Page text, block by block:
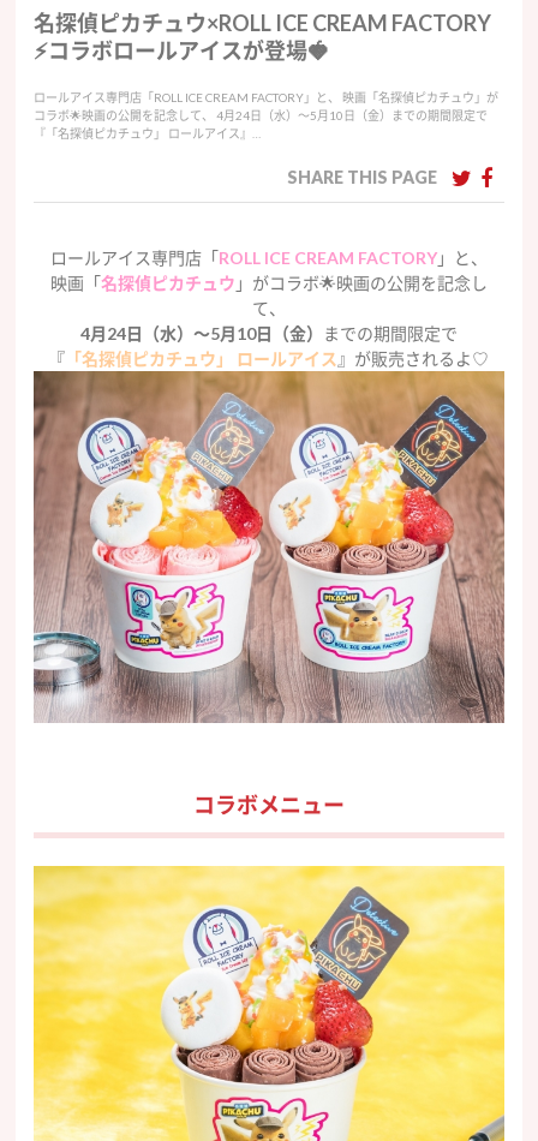
名探偵ピカチュウ×ROLL ICE CREAM FACTORY
⚡️コラボロールアイスが登場🍓
ロールアイス専門店「ROLL ICE CREAM FACTORY」と、 映画「名探偵ピカチュウ」が
コラボ🌟映画の公開を記念して、 4月24日（水）〜5月10日（金）までの期間限定で
『「名探偵ピカチュウ」 ロールアイス』…
SHARE THIS PAGE
ロールアイス専門店「ROLL ICE CREAM FACTORY」と、
映画「名探偵ピカチュウ 」がコラボ🌟映画の公開を記念し
て、
4月24日（水）〜5月10日（金）
までの期間限定で
『 「名探偵ピカチュウ」 ロールアイス 』が販売されるよ♡
コラボメニュー